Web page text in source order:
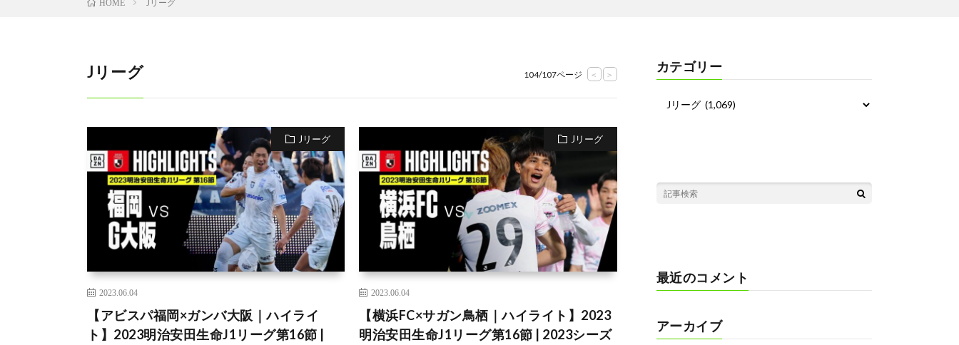
HOME Jリーグ
Jリーグ 104/107ページ < >
Jリーグ
2023.06.04
【アビスパ福岡×ガンバ大阪｜ハイライ
ト】2023明治安田生命J1リーグ第16節 |
Jリーグ
2023.06.04
【横浜FC×サガン鳥栖｜ハイライト】2023
明治安田生命J1リーグ第16節 | 2023シーズ
カテゴリー
最近のコメント
アーカイブ